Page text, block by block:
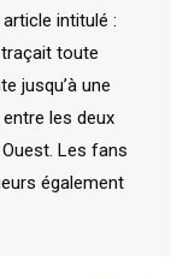
intitulé :
toute
jusqu’à une
les deux
Les fans
également